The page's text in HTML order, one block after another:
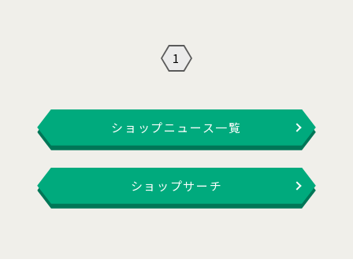
1
ショップニュース一覧
ショップサーチ